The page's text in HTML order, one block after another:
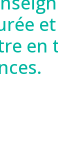
en